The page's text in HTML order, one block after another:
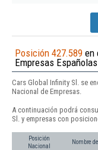
Posición 427.589 en
Empresas Españolas
Cars Global Infinity Sl. se
Nacional de Empresas.
A continuación podrá
Sl. y empresas con
Posición
Nacional
Nombre